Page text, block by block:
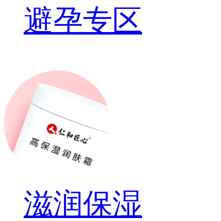
避孕专区
滋润保湿